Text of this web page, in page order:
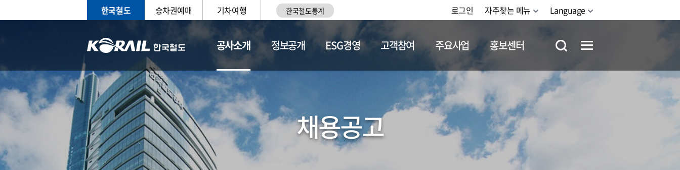
한국철도 승차권예매 기차여행 한국철도통계 로그인 자주찾는 메뉴 Language
공사소개
CEO 일반현황 채용정보
정보공개 ESG경영 고객참여 주요사업 홍보센터
채용공고